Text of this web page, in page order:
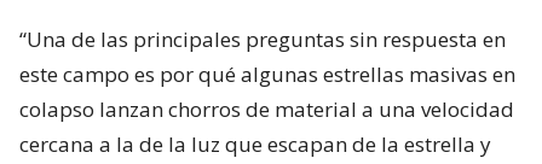
“Una de las principales preguntas sin respuesta en
este campo es por qué algunas estrellas masivas en
colapso lanzan chorros de material a una velocidad
cercana a la de la luz que escapan de la estrella y